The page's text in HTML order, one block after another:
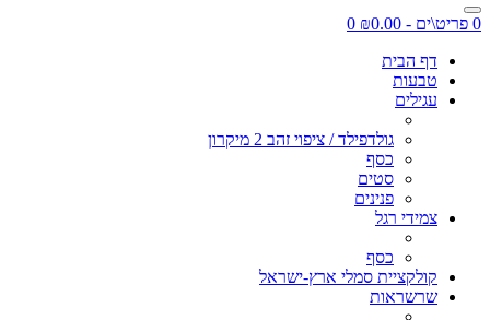
0 פריט\ים - ₪0.00
0
דף הבית
טבעות
עגילים
גולדפילד / ציפוי זהב 2 מיקרון
כסף
סטים
פנינים
צמידי רגל
כסף
קולקציית סמלי ארץ-ישראל
שרשראות